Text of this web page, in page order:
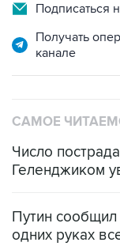
Подписаться
Получать
канале
САМОЕ
Число
Геленджиком
Путин
одних руках